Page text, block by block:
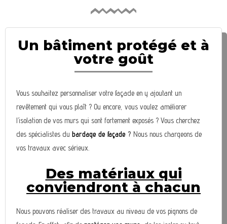
Un bâtiment protégé et à
votre goût
Vous souhaitez personnaliser votre façade en y ajoutant un
revêtement qui vous plaît ? Ou encore, vous voulez améliorer
l’isolation de vos murs qui sont fortement exposés ? Vous cherchez
des spécialistes dubardage de façade ? Nous nous chargeons de
vos travaux avec sérieux.
Des matériaux qui
conviendront à chacun
Nous pouvons réaliser des travaux au niveau de vos pignons de